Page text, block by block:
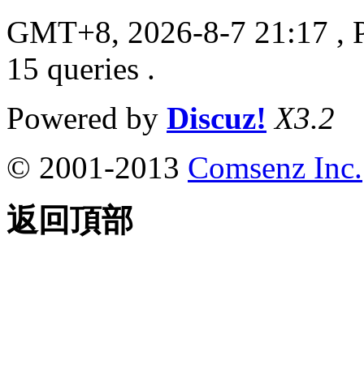
GMT+8, 2026-8-7 21:17 ,
15 queries .
Powered by Discuz! X3.2
© 2001-2013 Comsenz Inc.
返回頂部